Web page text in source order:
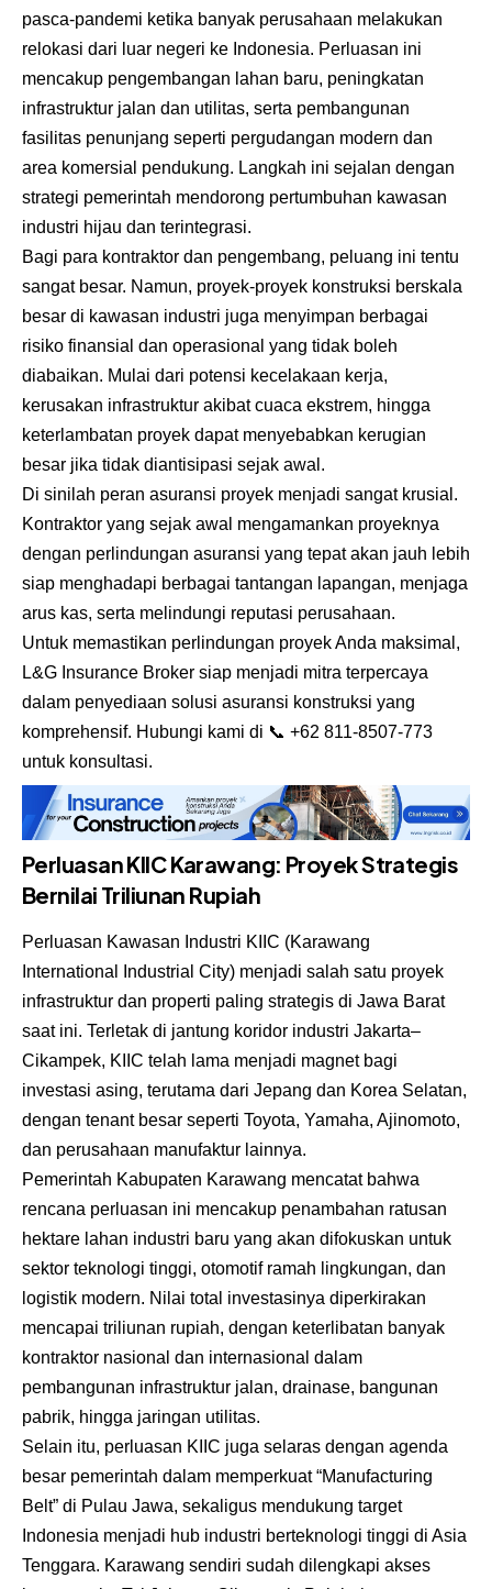
pasca-pandemi ketika banyak perusahaan melakukan
relokasi dari luar negeri ke Indonesia. Perluasan ini
mencakup pengembangan lahan baru, peningkatan
infrastruktur jalan dan utilitas, serta pembangunan
fasilitas penunjang seperti pergudangan modern dan
area komersial pendukung. Langkah ini sejalan dengan
strategi pemerintah mendorong pertumbuhan kawasan
industri hijau dan terintegrasi.
Bagi para kontraktor dan pengembang, peluang ini tentu
sangat besar. Namun, proyek-proyek konstruksi berskala
besar di kawasan industri juga menyimpan berbagai
risiko finansial dan operasional yang tidak boleh
diabaikan. Mulai dari potensi kecelakaan kerja,
kerusakan infrastruktur akibat cuaca ekstrem, hingga
keterlambatan proyek dapat menyebabkan kerugian
besar jika tidak diantisipasi sejak awal.
Di sinilah peran asuransi proyek menjadi sangat krusial.
Kontraktor yang sejak awal mengamankan proyeknya
dengan perlindungan asuransi yang tepat akan jauh lebih
siap menghadapi berbagai tantangan lapangan, menjaga
arus kas, serta melindungi reputasi perusahaan.
Untuk memastikan perlindungan proyek Anda maksimal,
L&G Insurance Broker siap menjadi mitra terpercaya
dalam penyediaan solusi asuransi konstruksi yang
komprehensif. Hubungi kami di 📞 +62 811-8507-773
untuk konsultasi.
Perluasan KIIC Karawang: Proyek Strategis
Bernilai Triliunan Rupiah
Perluasan Kawasan Industri KIIC (Karawang
International Industrial City) menjadi salah satu proyek
infrastruktur dan properti paling strategis di Jawa Barat
saat ini. Terletak di jantung koridor industri Jakarta–
Cikampek, KIIC telah lama menjadi magnet bagi
investasi asing, terutama dari Jepang dan Korea Selatan,
dengan tenant besar seperti Toyota, Yamaha, Ajinomoto,
dan perusahaan manufaktur lainnya.
Pemerintah Kabupaten Karawang mencatat bahwa
rencana perluasan ini mencakup penambahan ratusan
hektare lahan industri baru yang akan difokuskan untuk
sektor teknologi tinggi, otomotif ramah lingkungan, dan
logistik modern. Nilai total investasinya diperkirakan
mencapai triliunan rupiah, dengan keterlibatan banyak
kontraktor nasional dan internasional dalam
pembangunan infrastruktur jalan, drainase, bangunan
pabrik, hingga jaringan utilitas.
Selain itu, perluasan KIIC juga selaras dengan agenda
besar pemerintah dalam memperkuat “Manufacturing
Belt” di Pulau Jawa, sekaligus mendukung target
Indonesia menjadi hub industri berteknologi tinggi di Asia
Tenggara. Karawang sendiri sudah dilengkapi akses